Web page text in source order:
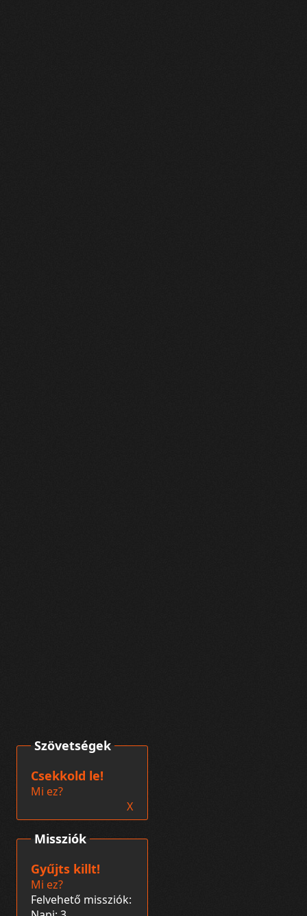
Missziók
Gyűjts killt!
Mi ez?
Felvehető missziók:
Szövetségek
Csekkold le!
Mi ez?
X